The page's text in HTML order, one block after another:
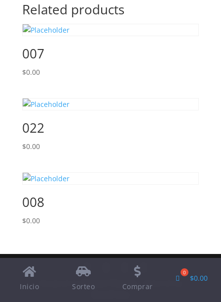
Related products
007
$0.00
022
$0.00
008
$0.00
Designed by Elegant Themes
| Powered by
Inicio Sorteo Comprar
$0.00